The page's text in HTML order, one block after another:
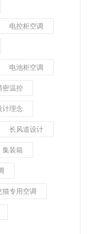
电控柜空调
电池柜空调
密温控
计理念
长风道设计
集装箱
猫专用空调